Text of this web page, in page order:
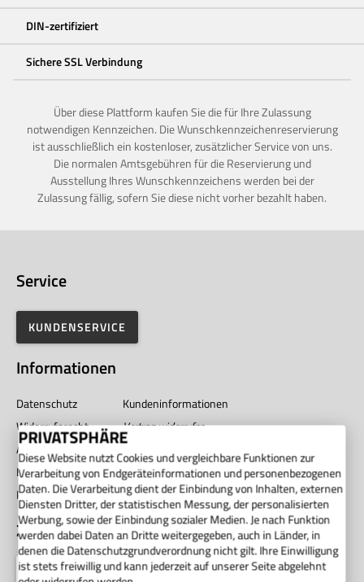
DIN-zertifiziert
Sichere SSL Verbindung
Über diese Plattform kaufen Sie die für Ihre Zulassung
notwendigen Kennzeichen. Die Wunschkennzeichenreservierung
ist ausschließlich ein kostenloser, zusätzlicher Service von uns.
Die normalen Amtsgebühren für die Reservierung und
Ausstellung Ihres Wunschkennzeichens werden bei der
Zulassung fällig, sofern Sie diese nicht vorher bezahlt haben.
Service
KUNDENSERVICE
Informationen
Datenschutz
Kundeninformationen
Widerrufsrecht
Vertrag widerrufen
AGB
Impressum
Barrierefreiheit
Unternehmen
Privatsphäre
Zahlung
PRIVATSPHÄRE
Diese Website nutzt Cookies und vergleichbare Funktionen zur
Verarbeitung von Endgeräteinformationen und personenbezogenen
Daten. Die Verarbeitung dient der Einbindung von Inhalten, externen
Diensten Dritter, der statistischen Messung, der personalisierten
Werbung, sowie der Einbindung sozialer Medien. Je nach Funktion
werden dabei Daten an Dritte weitergegeben, auch in Länder, in
denen die Datenschutzgrundverordnung nicht gilt. Ihre Einwilligung
ist stets freiwillig und kann jederzeit auf unserer Seite abgelehnt